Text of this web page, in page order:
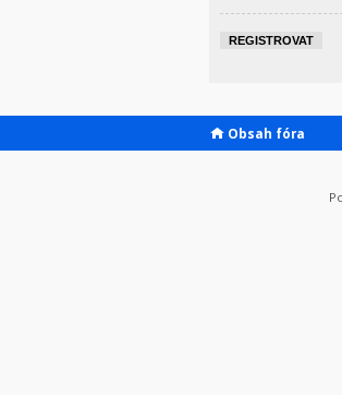
REGISTROVAT
Obsah fóra